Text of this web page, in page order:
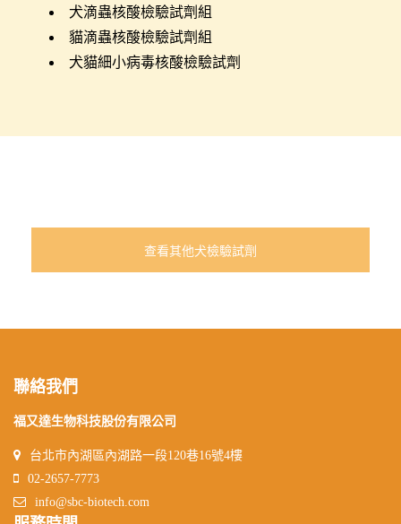
犬滴蟲核酸檢驗試劑組
貓滴蟲核酸檢驗試劑組
犬貓細小病毒核酸檢驗試劑
查看其他犬檢驗試劑
聯絡我們
福又達生物科技股份有限公司
台北市內湖區內湖路一段120巷16號4樓
02-2657-7773
info@sbc-biotech.com